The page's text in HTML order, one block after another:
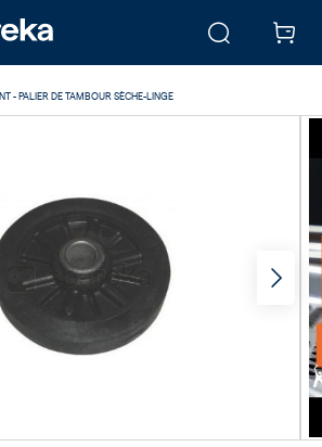
- PALIER DE TAMBOUR SÈCHE-LINGE